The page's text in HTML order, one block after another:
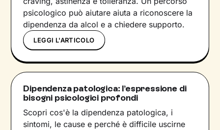
psicologico può aiutare aiuta a riconoscere la
dipendenza da alcol e a chiedere supporto.
LEGGI L'ARTICOLO
Dipendenza patologica: l’espressione di
bisogni psicologici profondi
Scopri cos'è la dipendenza patologica, i
sintomi, le cause e perché è difficile uscirne